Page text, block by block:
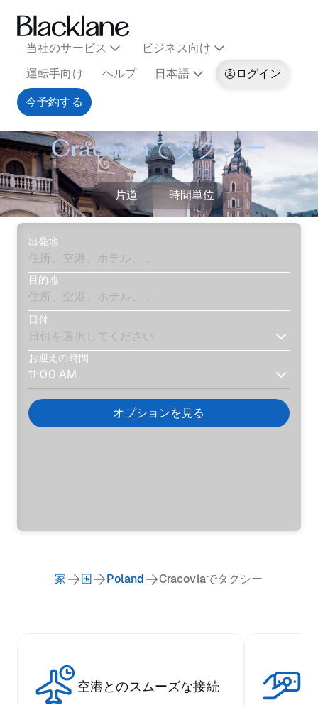
当社のサービス
ビジネス向け
運転手向け
ヘルプ 日本語
ログイン
今予約する
Cracoviaでタクシー
片道 時間単位
出発地
目的地
日付
お迎えの時間
オプションを見る
家 国 Poland Cracoviaでタクシー
空港とのスムーズな接続